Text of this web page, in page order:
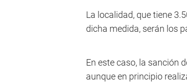
La localidad, que tiene
dicha medida, serán los
En este caso, la sanción
aunque en principio